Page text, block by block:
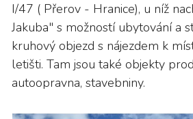
I/47 ( Přerov - Hranice), u níž
Jakuba" s možností ubytování a
kruhový objezd s nájezdem k
letišti. Tam jsou také objekty
autoopravna, stavebniny.